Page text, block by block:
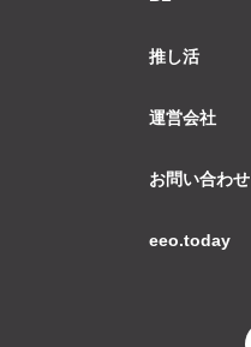
推し活
運営会社
お問い合わせ
eeo.today